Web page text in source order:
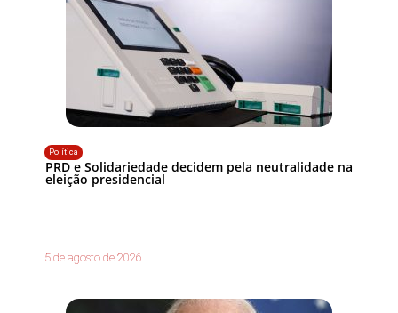
Política
PRD e Solidariedade decidem pela neutralidade na
eleição presidencial
5 de agosto de 2026